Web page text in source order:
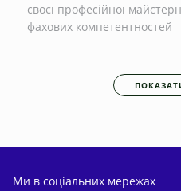
своєї професійної
фахових компетентностей
Ми в соціальних мережах